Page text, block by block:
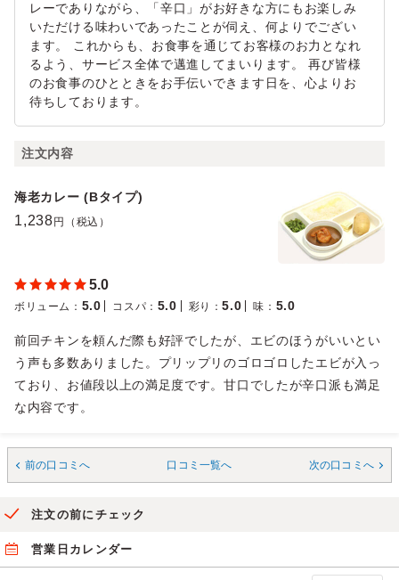
レーでありながら、「辛口」がお好きな方にもお楽しみ
いただける味わいであったことが伺え、何よりでござい
ます。 これからも、お食事を通じてお客様のお力となれ
るよう、サービス全体で邁進してまいります。 再び皆様
のお食事のひとときをお手伝いできます日を、心よりお
待ちしております。
注文内容
海老カレー (Bタイプ)
1,238 円（税込）
5.0
ボリューム ： 5.0 コスパ ： 5.0 彩り ：5.0 味 ： 5.0
前回チキンを頼んだ際も好評でしたが、エビのほうがいいとい
う声も多数ありました。プリップリのゴロゴロしたエビが入っ
ており、お値段以上の満足度です。甘口でしたが辛口派も満足
な内容です。
前の口コミへ 口コミ一覧へ 次の口コミへ
注文の前にチェック
営業日カレンダー